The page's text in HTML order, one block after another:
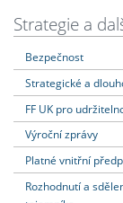
Dozvědět se
Podat
Dozvědět se
Dozvědět se
Dozvědět se
Strategie a
Bezpečnost
Strategické a
FF UK pro
Výroční zprávy
Platné vnitřní
Rozhodnutí a